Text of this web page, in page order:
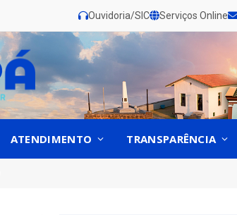
Ouvidoria/SIC Serviços Online
ATENDIMENTO TRANSPARÊNCIA